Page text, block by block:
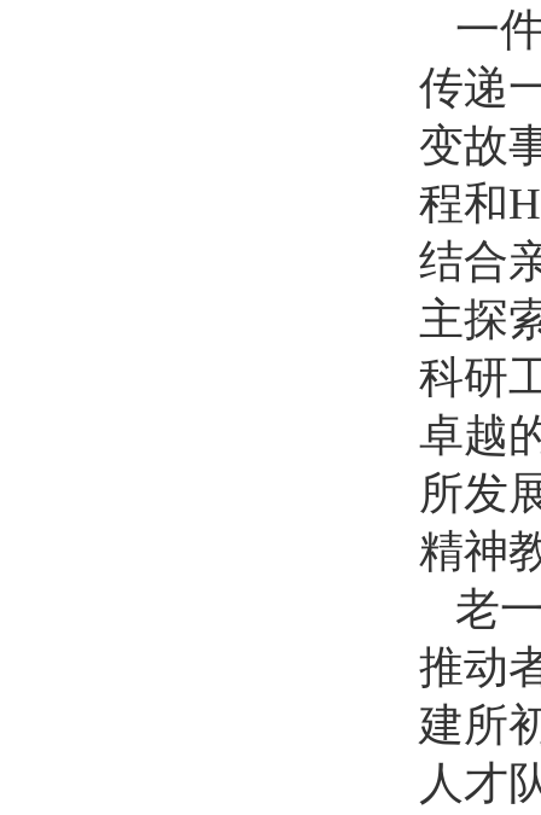
一
传递
变故
程和
结合
主探
科研
卓越
所发
精神
老
推动
建所
人才